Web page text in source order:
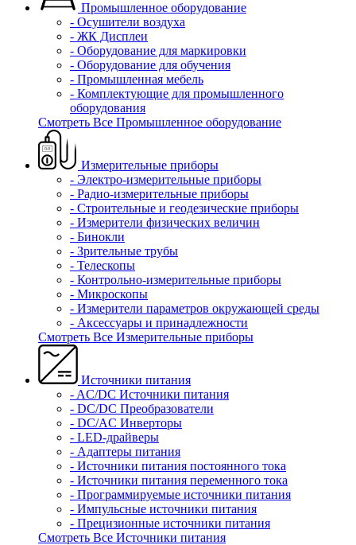
Промышленное оборудование
- Осушители воздуха
- ЖК Дисплеи
- Оборудование для маркировки
- Оборудование для обучения
- Промышленная мебель
- Комплектующие для промышленного
оборудования
Смотреть Все Промышленное оборудование
Измерительные приборы
- Электро-измерительные приборы
- Радио-измерительные приборы
- Строительные и геодезические приборы
- Измерители физических величин
- Бинокли
- Зрительные трубы
- Телескопы
- Контрольно-измерительные приборы
- Микроскопы
- Измерители параметров окружающей среды
- Аксессуары и принадлежности
Смотреть Все Измерительные приборы
Источники питания
- AC/DC Источники питания
- DC/DC Преобразователи
- DC/AC Инверторы
- LED-драйверы
- Адаптеры питания
- Источники питания постоянного тока
- Источники питания переменного тока
- Программируемые источники питания
- Импульсные источники питания
- Прецизионные источники питания
Смотреть Все Источники питания